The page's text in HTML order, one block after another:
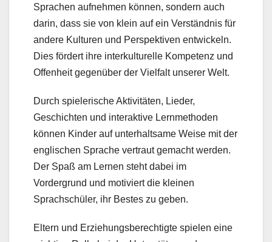
Sprachen aufnehmen können, sondern auch
darin, dass sie von klein auf ein Verständnis für
andere Kulturen und Perspektiven entwickeln.
Dies fördert ihre interkulturelle Kompetenz und
Offenheit gegenüber der Vielfalt unserer Welt.
Durch spielerische Aktivitäten, Lieder,
Geschichten und interaktive Lernmethoden
können Kinder auf unterhaltsame Weise mit der
englischen Sprache vertraut gemacht werden.
Der Spaß am Lernen steht dabei im
Vordergrund und motiviert die kleinen
Sprachschüler, ihr Bestes zu geben.
Eltern und Erziehungsberechtigte spielen eine